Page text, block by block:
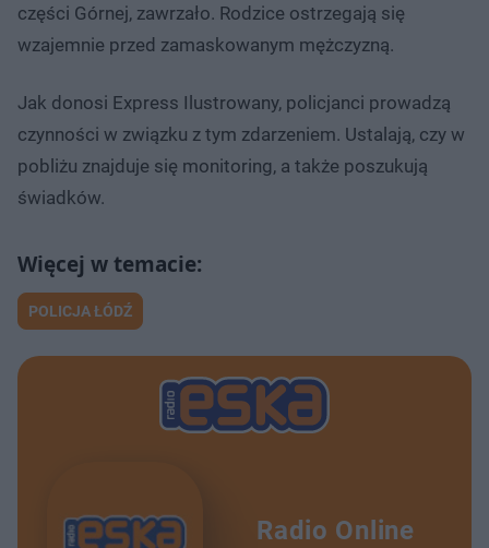
części Górnej, zawrzało. Rodzice ostrzegają się
wzajemnie przed zamaskowanym mężczyzną.
Jak donosi Express Ilustrowany, policjanci prowadzą
czynności w związku z tym zdarzeniem. Ustalają, czy w
pobliżu znajduje się monitoring, a także poszukują
świadków.
POLICJA ŁÓDŹ
Radio Online